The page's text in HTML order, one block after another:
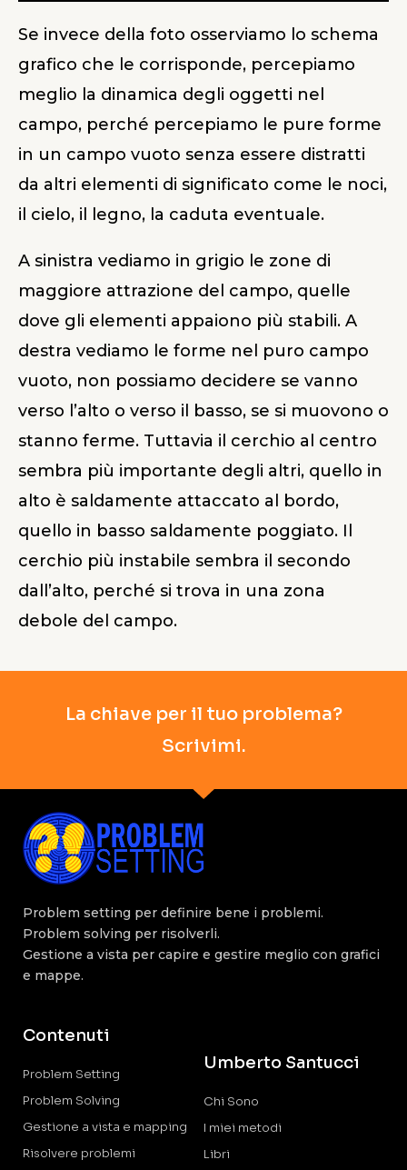
Se invece della foto osserviamo lo schema
grafico che le corrisponde, percepiamo
meglio la dinamica degli oggetti nel
campo, perché percepiamo le pure forme
in un campo vuoto senza essere distratti
da altri elementi di significato come le noci,
il cielo, il legno, la caduta eventuale.
A sinistra vediamo in grigio le zone di
maggiore attrazione del campo, quelle
dove gli elementi appaiono più stabili. A
destra vediamo le forme nel puro campo
vuoto, non possiamo decidere se vanno
verso l’alto o verso il basso, se si muovono o
stanno ferme. Tuttavia il cerchio al centro
sembra più importante degli altri, quello in
alto è saldamente attaccato al bordo,
quello in basso saldamente poggiato. Il
cerchio più instabile sembra il secondo
dall’alto, perché si trova in una zona
debole del campo.
La chiave per il tuo problema?
Scrivimi.
Problem setting per definire bene i problemi.
Problem solving per risolverli.
Gestione a vista per capire e gestire meglio con grafici
e mappe.
Contenuti
Problem Setting
Problem Solving
Gestione a vista e mapping
Risolvere problemi
Umberto Santucci
Chi Sono
I miei metodi
Libri